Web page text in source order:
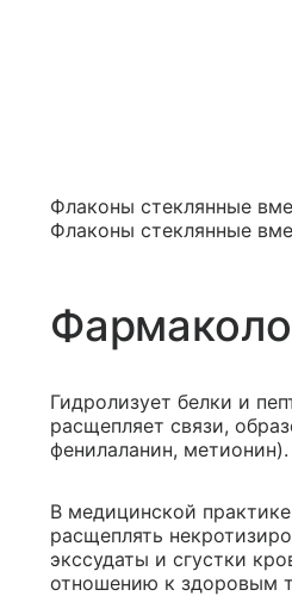
Флаконы стеклянные
Флаконы стеклянные
Гидролизует белки и
расщепляет связи,
фенилаланин, метионин).
В медицинской
расщеплять
экссудаты и сгустки
отношению к здоровым